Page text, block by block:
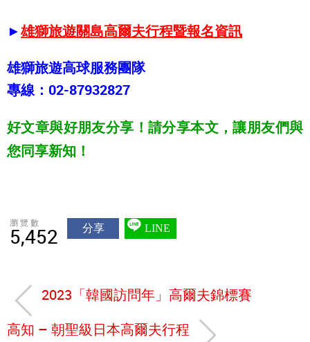
►雄獅旅遊關島高爾夫行程暨報名資訊
雄獅旅遊高球服務團隊
專線：02-87932827
好文章與好朋友分享！請分享本文，讓朋友們與
您同享新知！
瀏覽數
5,452 分享 LINE
2023「韓國訪問年」高爾夫錦標賽
高知 – 朝聖級日本高爾夫行程